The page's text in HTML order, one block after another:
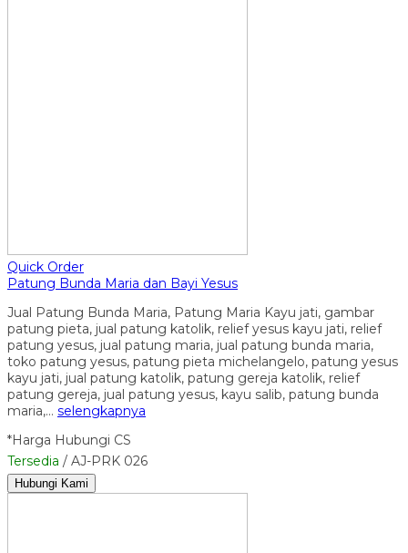
Quick Order
Patung Bunda Maria dan Bayi Yesus
Jual Patung Bunda Maria, Patung Maria Kayu jati, gambar
patung pieta, jual patung katolik, relief yesus kayu jati, relief
patung yesus, jual patung maria, jual patung bunda maria,
toko patung yesus, patung pieta michelangelo, patung yesus
kayu jati, jual patung katolik, patung gereja katolik, relief
patung gereja, jual patung yesus, kayu salib, patung bunda
maria,… selengkapnya
*Harga Hubungi CS
Tersedia / AJ-PRK 026
Hubungi Kami